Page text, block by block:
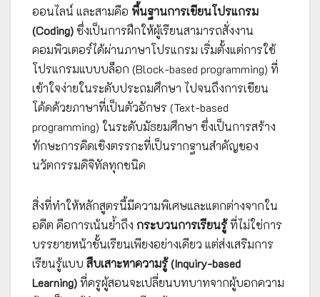
ออนไลน์ และสามคือ พื้นฐานการเขียนโปรแกรม
(Coding) ซึ่งเป็นการฝึกให้ผู้เรียนสามารถสั่งงาน
คอมพิวเตอร์ได้ผ่านภาษาโปรแกรม เริ่มตั้งแต่การใช้
โปรแกรมแบบบล็อก (Block-based programming) ที่
เข้าใจง่ายในระดับประถมศึกษา ไปจนถึงการเขียน
โค้ดด้วยภาษาที่เป็นตัวอักษร (Text-based
programming) ในระดับมัธยมศึกษา ซึ่งเป็นการสร้าง
ทักษะการคิดเชิงตรรกะที่เป็นรากฐานสำคัญของ
นวัตกรรมดิจิทัลทุกชนิด
สิ่งที่ทำให้หลักสูตรนี้มีความพิเศษและแตกต่างจากใน
อดีต คือการเน้นย้ำถึง กระบวนการเรียนรู้ที่ไม่ใช่การ
บรรยายหน้าชั้นเรียนเพียงอย่างเดียว แต่ส่งเสริมการ
เรียนรู้แบบ สืบเสาะหาความรู้ (Inquiry-based
Learning)ที่ครูผู้สอนจะเปลี่ยนบทบาทจากผู้บอกความ